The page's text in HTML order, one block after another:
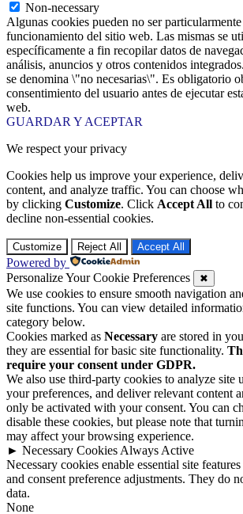
Non-necessary
Algunas cookies pueden no ser particularmente
funcionamiento del sitio web. Las mismas se
específicamente a fin recopilar datos de
análisis, anuncios y otros contenidos
se denomina \"no necesarias\". Es obligatorio
consentimiento del usuario antes de ejecutar
web.
GUARDAR Y ACEPTAR
We respect your privacy
Cookies help us improve your experience,
content, and analyze traffic. You can choose
by clicking Customize. Click Accept All to
decline non-essential cookies.
Customize Reject All Accept All
Powered by
Personalize Your Cookie Preferences
✖
We use cookies to ensure smooth navigation
site functions. You can view detailed
category below.
Cookies marked as Necessary are stored in
they are essential for basic site functionality.
require your consent under GDPR.
We also use third-party cookies to analyze site
your preferences, and deliver relevant content
only be activated with your consent. You can
disable these cookies, but please note that
may affect your browsing experience.
► Necessary Cookies Always Active
Necessary cookies enable essential site
and consent preference adjustments. They do
data.
None